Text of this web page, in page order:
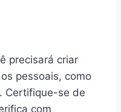
precisará criar
pessoais, como
Certifique-se de
com